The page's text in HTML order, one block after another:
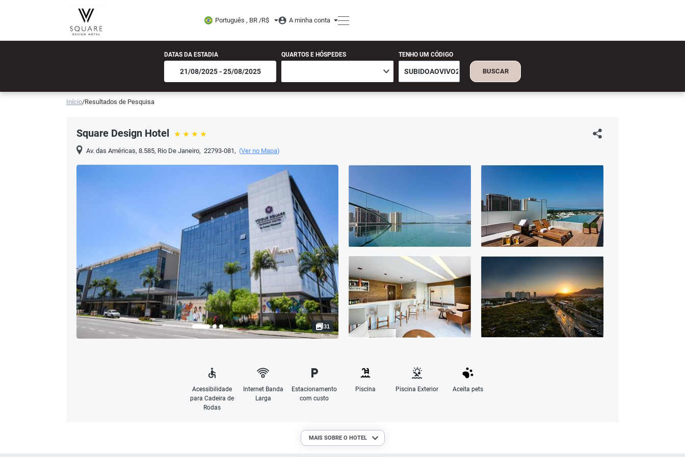
Português , BR /R$ A minha conta
DATAS DA ESTADIA QUARTOS E HÓSPEDES TENHO UM CÓDIGO
BUSCAR
Início/Resultados de Pesquisa
Square Design Hotel
Av. das Américas, 8.585, Rio De Janeiro, 22793-081, (Ver no Mapa)
31
Acessibilidade
para Cadeira de
Rodas
Internet Banda
Larga
Estacionamento
com custo
Piscina Piscina Exterior Aceita pets
MAIS SOBRE O HOTEL